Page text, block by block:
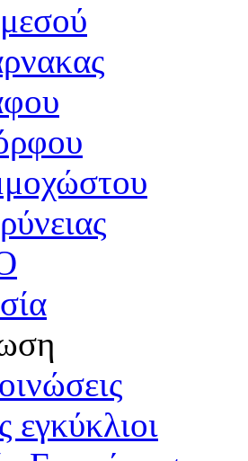
εγκύκλιοι